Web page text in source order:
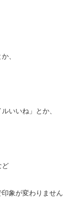
、
いいね」とか、
ど
象が変わりません